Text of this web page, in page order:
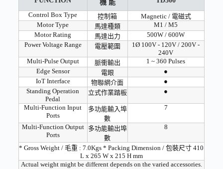
機 能
Control Box Type
控制箱
Magnetic / 電磁式
Motor Type
馬達種類
M1 / M5
Motor Rating
馬達出力
500W / 600W
Power Voltage Range
電壓範圍
1Ø 100V - 120V / 200V -
240V
Multi-Pulse Output
脈衝輸出
1 ~ 360 Pulses
Edge Sensor
電眼
●
IoT Interface
物聯網介面
●
Standing Operation
Pedal
立式作業踏板 ●
Multi-Function Input
Ports
多功能輸入埠
數
7
Multi-Function Output
Ports
多功能輸出埠
數
8
* Gross Weight / 毛重 : 7.0Kgs * Packing Dimension / 包裝尺寸 410
L x 265 W x 215 H mm
Actual weight might be different depends on the varied accessories.